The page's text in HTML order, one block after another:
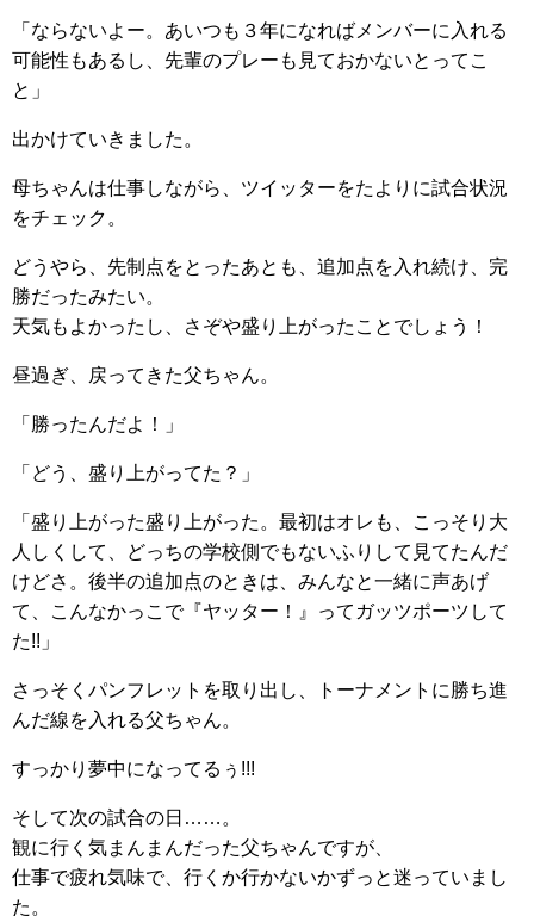
「ならないよー。あいつも３年になればメンバーに入れる
可能性もあるし、先輩のプレーも見ておかないとってこ
と」
出かけていきました。
母ちゃんは仕事しながら、ツイッターをたよりに試合状況
をチェック。
どうやら、先制点をとったあとも、追加点を入れ続け、完
勝だったみたい。
天気もよかったし、さぞや盛り上がったことでしょう！
昼過ぎ、戻ってきた父ちゃん。
「勝ったんだよ！」
「どう、盛り上がってた？」
「盛り上がった盛り上がった。最初はオレも、こっそり大
人しくして、どっちの学校側でもないふりして見てたんだ
けどさ。後半の追加点のときは、みんなと一緒に声あげ
て、こんなかっこで『ヤッター！』ってガッツポーツして
た!!」
さっそくパンフレットを取り出し、トーナメントに勝ち進
んだ線を入れる父ちゃん。
すっかり夢中になってるぅ!!!
そして次の試合の日……。
観に行く気まんまんだった父ちゃんですが、
仕事で疲れ気味で、行くか行かないかずっと迷っていまし
た。